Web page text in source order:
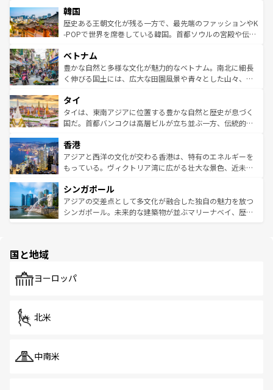
はコンテンツ一覧
いる。アクティビティも充実しており、サーフィンやダイ
ビング、ハイキングなど、アウトドア好きにはたまらな
い。オーストラリアの多彩な魅力を存分に味わいつくそ
参照してほしい。
ン）、静ひつな山岳地帯である台湾東部など、都市の喧騒
と山間の静けさが共存しており、訪れる人に新しい発見と
驚きをもたらしてくれる。また、奥深い台湾の食文化も魅
容にもいいと評判のスイーツなど、バラエティ豊かな料理
が味わえる。 なお、新着の台湾情報は コンテンツ一覧を参
照してほしい。
韓国
歴史ある王朝文化が残る一方で、最先端のファッションやK
-POPで世界を席巻している韓国。首都ソウルの宮殿や伝統
き、地方に足を延ばせば四季折々の自然美を楽しむことが
できる。そして、キムチや焼肉、絶品のストリートフード
まで、さまざまな韓国料理が待っている。夜には、韓国な
リティに包まれながら、韓国の多彩な魅力を心ゆくまで味
わってみてほしい。 なお、新着の韓国情報はコンテンツ一
覧を参照してほしい。
ベトナム
豊かな自然と多様な文化が魅力的なベトナム。南北に細長
く伸びる国土には、広大な田園風景や青々とした山々、世
急速な発展と共に伝統が息づく。ハノイの古い町並みやホ
ーチミン市のフランス統治時代の建物も、独特の雰囲気を
醸し出している。また、バラエティの豊かさとおいしさで
とつ。フォーやバインミー、ベトナムコーヒーなどは、ぜ
ひ現地で味わいたい。どの地域を訪れてもあたたかい人々
が旅行者を迎えてくれるので、きっと忘れられない旅にな
参照してほしい。
タイ
タイは、東南アジアに位置する豊かな自然と歴史が息づく
国だ。首都バンコクは高層ビルが立ち並ぶ一方、伝統的な
の活気が交差している。北部ではチェンマイなどの山岳地
帯で自然と触れ合い、南部ではプーケットやクラビの美し
いビーチでリゾート気分を楽しむことができる。タイ料理
激する。気候は一年中温暖で、どの季節にも異なる楽しみ
が待っている。親しみやすいタイの人々、仏教を中心とし
た文化、そして多様な観光資源が、訪れる旅人を魅了し続
香港
アジアと西洋の文化が交わる香港は、特有のエネルギーを
もっている。ヴィクトリア湾に広がる壮大な景色、近未来
み、どこを訪れても感動するはず。観光スポットが密集し
ており、効率よく見どころを回れるのも魅力。息をのむよ
うな絶景から文化的な体験まで、香港を存分に楽しみ尽く
シンガポール
アジアの交差点として多文化が融合した独自の魅力を放つ
シンガポール。未来的な建築物が並ぶマリーナベイ、歴史
で、ホーカーズは地元の風情を楽しめる外せないスポット
国と地域
ヨーロッパ
北米
中南米